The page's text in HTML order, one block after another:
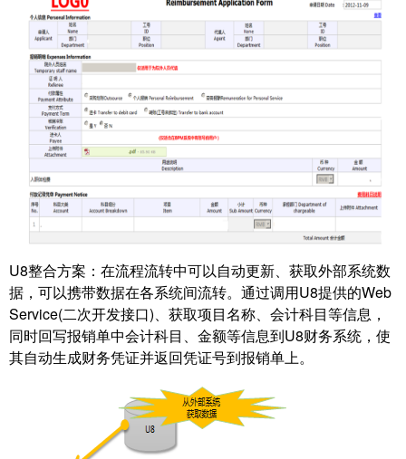
U8整合方案：在流程流转中可以自动更新、获取外部系统数
据，可以携带数据在各系统间流转。通过调用U8提供的Web
Service(二次开发接口)、获取项目名称、会计科目等信息，
同时回写报销单中会计科目、金额等信息到U8财务系统，使
其自动生成财务凭证并返回凭证号到报销单上。